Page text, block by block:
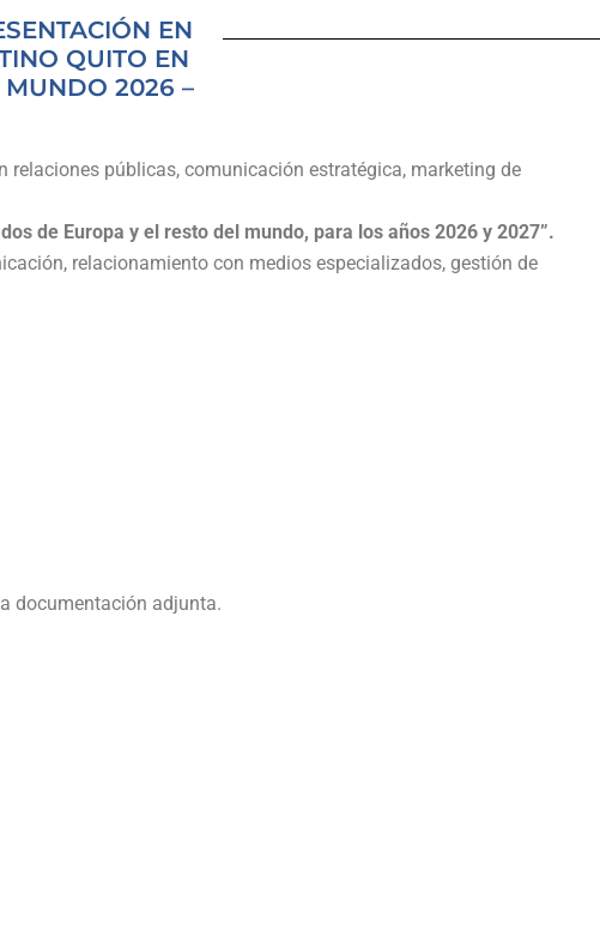
EN
QUITO EN
MUNDO 2026 –
públicas, comunicación estratégica, marketing de
de Europa y el resto del mundo, para los años 2026 y 2027”.
relacionamiento con medios especializados, gestión de
documentación adjunta.